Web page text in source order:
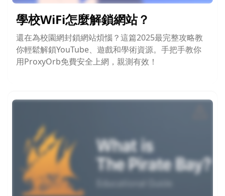
學校WiFi怎麼解鎖網站？
還在為校園網封鎖網站煩惱？這篇2025最完整攻略教
你輕鬆解鎖YouTube、遊戲和學術資源。手把手教你
用ProxyOrb免費安全上網，親測有效！